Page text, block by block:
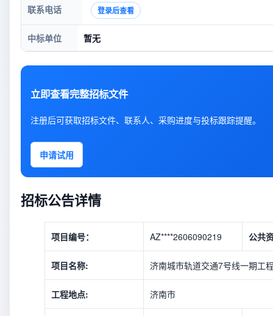
联系电话 登录后查看
中标单位 暂无
立即查看完整招标文件
注册后可获取招标文件、联系人、采购进度与投标跟踪提醒。
申请试用
招标公告详情
项目编号： AZ****2606090219 公共
项目名称: 济南城市轨道交通7号线一期工
工程地点: 济南市